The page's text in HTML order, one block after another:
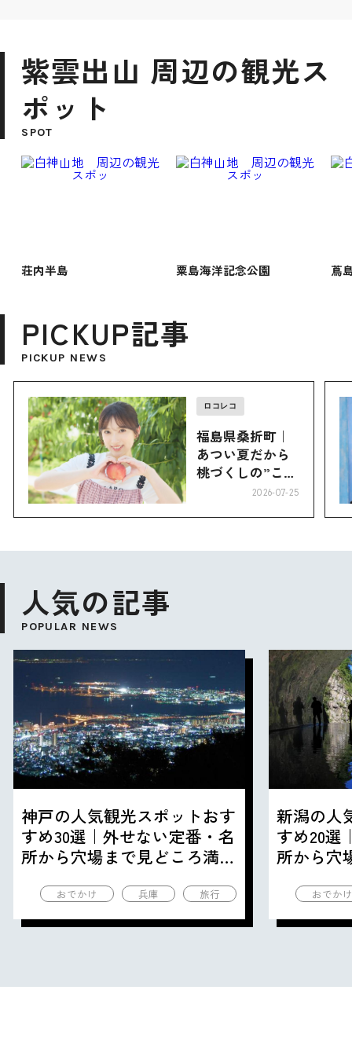
紫雲出山 周辺の観光ス
ポット
SPOT
荘内半島 粟島海洋記念公園 蔦
PICKUP記事
PICKUP NEWS
ロコレコ
福島県桑折町｜
あつい夏だから
桃づくしの”こお
2026-07-25
人気の記事
POPULAR NEWS
神戸の人気観光スポットおす
すめ30選｜外せない定番・名
所から穴場まで見どころ満載
おでかけ 兵庫 旅行
新潟の人
すめ20選
所から穴
おでか